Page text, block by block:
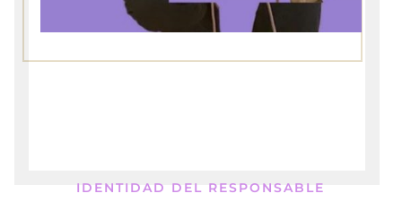
IDENTIDAD DEL RESPONSABLE